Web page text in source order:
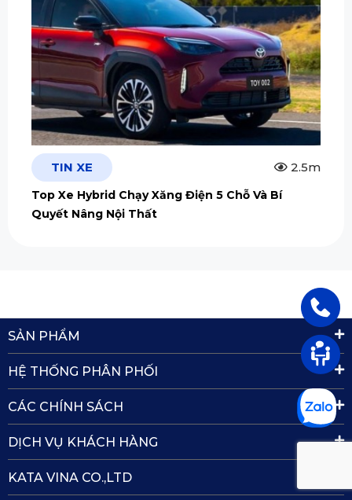
TIN XE 2.5m
Top Xe Hybrid Chạy Xăng Điện 5 Chỗ Và Bí
Quyết Nâng Nội Thất
SẢN PHẨM
HỆ THỐNG PHÂN PHỐI
CÁC CHÍNH SÁCH
DỊCH VỤ KHÁCH HÀNG
KATA VINA CO.,LTD